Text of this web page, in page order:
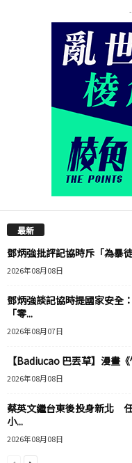
最新
鄧炳強批評記協時斥「為暴
2026年08月08日
鄧炳強談記協時提國家安全
「零...
2026年08月07日
【Badiucao 巴丟草】漫畫《
2026年08月08日
蔡英文繼台東後投身新北
小...
2026年08月08日